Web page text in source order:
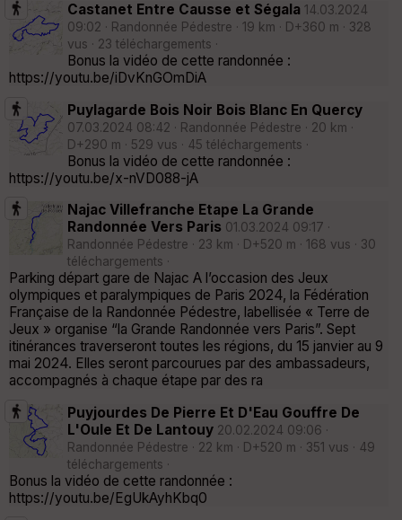
Castanet Entre Causse et Ségala 14.03.2024
09:02 · Randonnée Pédestre · 19 km · D+360 m · 328
vus · 23 téléchargements ·
Bonus la vidéo de cette randonnée :
https://youtu.be/iDvKnGOmDiA
Puylagarde Bois Noir Bois Blanc En Quercy
07.03.2024 08:42 · Randonnée Pédestre · 20 km ·
D+290 m · 529 vus · 45 téléchargements ·
Bonus la vidéo de cette randonnée :
https://youtu.be/x-nVD088-jA
Najac Villefranche Etape La Grande
Randonnée Vers Paris 01.03.2024 09:17 ·
Randonnée Pédestre · 23 km · D+520 m · 168 vus · 30
téléchargements ·
Parking départ gare de Najac A l’occasion des Jeux
olympiques et paralympiques de Paris 2024, la Fédération
Française de la Randonnée Pédestre, labellisée « Terre de
Jeux » organise “la Grande Randonnée vers Paris”. Sept
itinérances traverseront toutes les régions, du 15 janvier au 9
mai 2024. Elles seront parcourues par des ambassadeurs,
accompagnés à chaque étape par des ra
Puyjourdes De Pierre Et D'Eau Gouffre De
L'Oule Et De Lantouy 20.02.2024 09:06 ·
Randonnée Pédestre · 22 km · D+520 m · 351 vus · 49
téléchargements ·
Bonus la vidéo de cette randonnée :
https://youtu.be/EgUkAyhKbq0